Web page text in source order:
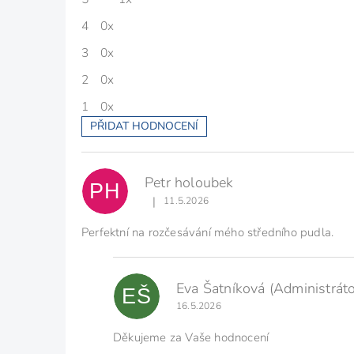
4
0x
3
0x
2
0x
1
0x
PŘIDAT HODNOCENÍ
V
ý
p
i
s
o
PH Petr holoubek
Hodnocení produktu je 5 z 5 hvězdiček.
| 11.5.2026
Perfektní na rozčesávání mého středního pudla.
EŠ Eva Šatníková
16.5.2026
Děkujeme za Vaše hodnocení